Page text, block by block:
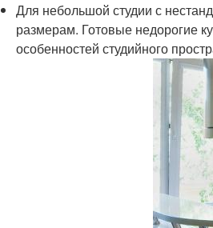
Для небольшой студии с
размерам. Готовые недорогие
особенностей студийного